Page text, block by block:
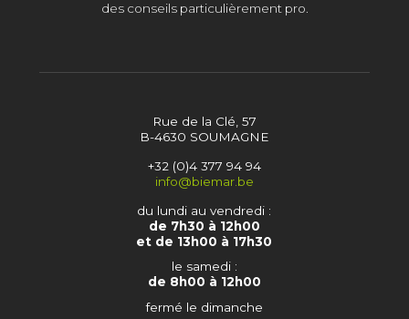
des conseils particulièrement pro.
Rue de la Clé, 57
B-4630 SOUMAGNE
+32 (0)4 377 94 94
info@biemar.be
du lundi au vendredi :
de 7h30 à 12h00
et de 13h00 à 17h30
le samedi :
de 8h00 à 12h00
fermé le dimanche